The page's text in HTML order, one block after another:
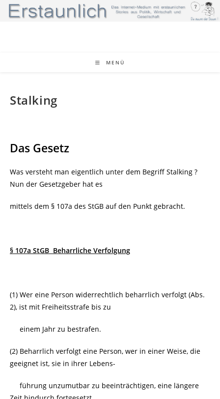
Zum
Inhalt
MENÜ
Stalking
Das Gesetz
Was versteht man eigentlich unter dem Begriff Stalking ?
Nun der Gesetzgeber hat es
mittels dem § 107a des StGB auf den Punkt gebracht.
§ 107a StGB Beharrliche Verfolgung
(1) Wer eine Person widerrechtlich beharrlich verfolgt (Abs.
2), ist mit Freiheitsstrafe bis zu
einem Jahr zu bestrafen.
(2) Beharrlich verfolgt eine Person, wer in einer Weise, die
geeignet ist, sie in ihrer Lebens-
führung unzumutbar zu beeinträchtigen, eine längere